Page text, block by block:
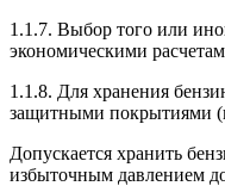
1.1.7. Выбор того или
экономическими
1.1.8. Для хранения
защитными покрытиями
Допускается хранить
избыточным давлением